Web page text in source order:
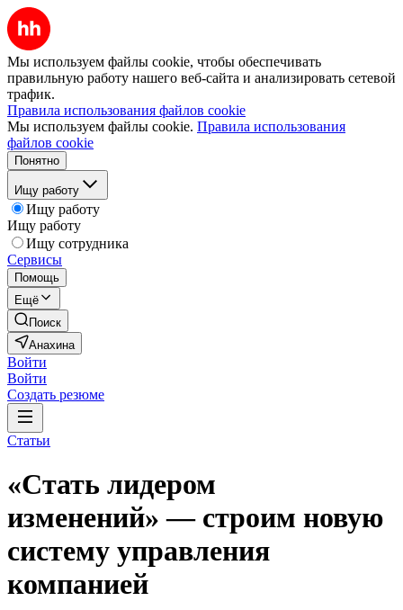
Мы используем файлы cookie, чтобы обеспечивать
правильную работу нашего веб-сайта и анализировать сетевой
трафик.
Правила использования файлов cookie
Мы используем файлы cookie. Правила использования
файлов cookie
Понятно
Ищу работу
Ищу работу
Ищу работу
Ищу сотрудника
Сервисы
Помощь
Ещё
Поиск
Анахина
Войти
Войти
Создать резюме
Статьи
«Стать лидером
изменений» — строим новую
систему управления
компанией